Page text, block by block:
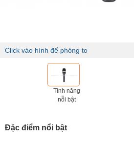
Click vào hình để phóng to
Tính năng
nỗi bật
Đặc điểm nổi bật